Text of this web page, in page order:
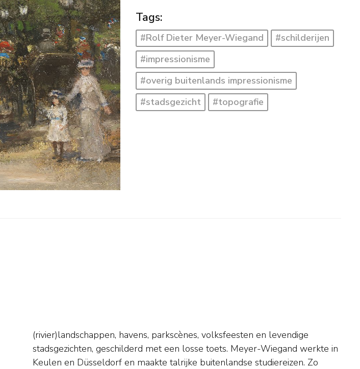
Tags:
#Rolf Dieter Meyer-Wiegand
#schilderijen
#impressionisme
#overig buitenlands impressionisme
#stadsgezicht
#topografie